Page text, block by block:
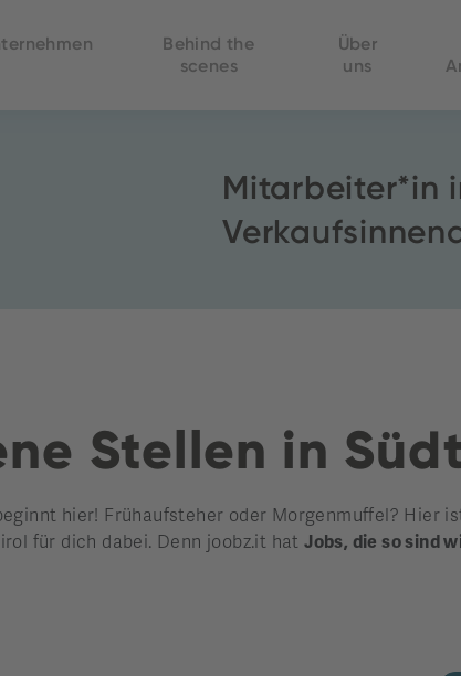
Behind the
scenes
Über
uns
Mitarbeiter*in
Stellen in
hier! Frühaufsteher oder Morgenmuffel? Hier
für dich dabei. Denn joobz.it hatJobs, die so sind